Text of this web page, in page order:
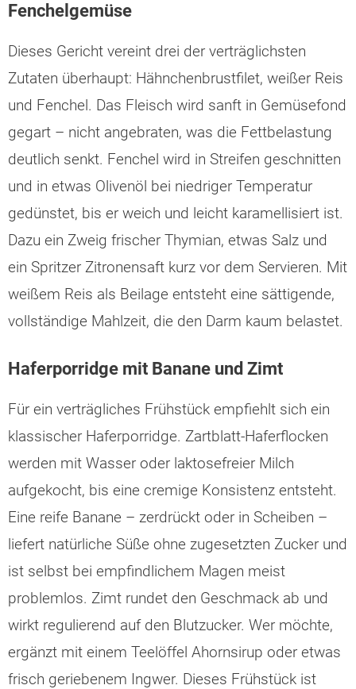
Fenchelgemüse
Dieses Gericht vereint drei der verträglichsten
Zutaten überhaupt: Hähnchenbrustfilet, weißer Reis
und Fenchel. Das Fleisch wird sanft in Gemüsefond
gegart – nicht angebraten, was die Fettbelastung
deutlich senkt. Fenchel wird in Streifen geschnitten
und in etwas Olivenöl bei niedriger Temperatur
gedünstet, bis er weich und leicht karamellisiert ist.
Dazu ein Zweig frischer Thymian, etwas Salz und
ein Spritzer Zitronensaft kurz vor dem Servieren. Mit
weißem Reis als Beilage entsteht eine sättigende,
vollständige Mahlzeit, die den Darm kaum belastet.
Haferporridge mit Banane und Zimt
Für ein verträgliches Frühstück empfiehlt sich ein
klassischer Haferporridge. Zartblatt-Haferflocken
werden mit Wasser oder laktosefreier Milch
aufgekocht, bis eine cremige Konsistenz entsteht.
Eine reife Banane – zerdrückt oder in Scheiben –
liefert natürliche Süße ohne zugesetzten Zucker und
ist selbst bei empfindlichem Magen meist
problemlos. Zimt rundet den Geschmack ab und
wirkt regulierend auf den Blutzucker. Wer möchte,
ergänzt mit einem Teelöffel Ahornsirup oder etwas
frisch geriebenem Ingwer. Dieses Frühstück ist